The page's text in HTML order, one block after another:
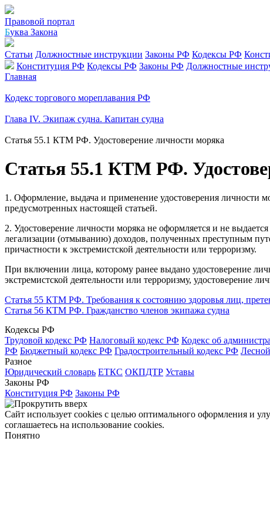
Правовой портал
Буква Закона
Статьи Должностные инструкции Законы РФ Кодексы РФ
Конституция РФ Кодексы РФ Законы РФ Должностные
Главная
Кодекс торгового мореплавания РФ
Глава IV. Экипаж судна. Капитан судна
Статья 55.1 КТМ РФ. Удостоверение личности моряка
Статья 55.1 КТМ РФ.
1. Оформление, выдача и применение удостоверения личности
предусмотренных настоящей статьей.
2. Удостоверение личности моряка не оформляется и не
легализации (отмыванию) доходов, полученных преступным
причастности к экстремистской деятельности или терроризму.
При включении лица, которому ранее выдано удостоверение
экстремистской деятельности или терроризму, удостоверение
Статья 55 КТМ РФ. Требования к состоянию здоровья лиц,
Статья 56 КТМ РФ. Гражданство членов экипажа судна
Кодексы РФ
Трудовой кодекс РФ Налоговый кодекс РФ Кодекс об
РФ Бюджетный кодекс РФ Градостроительный кодекс РФ
Разное
Юридический словарь ЕТКС ОКПДТР Уставы
Законы РФ
Конституция РФ Законы РФ
Сайт использует cookies с целью оптимального оформления и
соглашаетесь на использование cookies.
Понятно